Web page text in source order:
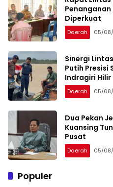
Penanganan
Diperkuat
Daerah 05/
Sinergi
Putih Presisi
Indragiri Hilir
Daerah 05/
Dua Pekan
Kuansing
Pusat
Daerah 05/
Populer